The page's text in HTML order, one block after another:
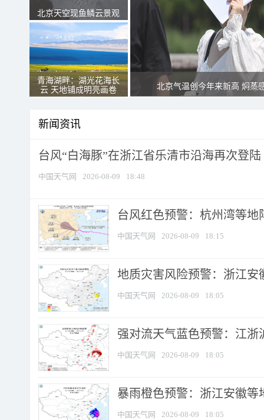
北京天空现鱼鳞云景观
青海湖畔：湖光花海长
云 天地铺成明亮画卷
北京气温创今年来新高 焖蒸
新闻资讯
台风“白海豚”在浙江省乐清市沿海再次登陆
中国天气网 2026-08-09 18:48
台风红色预警：杭州湾等地
中国天气网 2026-08-09 18:15
地质灾害风险预警：浙江安
中国天气网 2026-08-09 18:05
强对流天气蓝色预警：江浙
中国天气网 2026-08-09 18:05
暴雨橙色预警：浙江安徽等
中国天气网 2026-08-09 18:05